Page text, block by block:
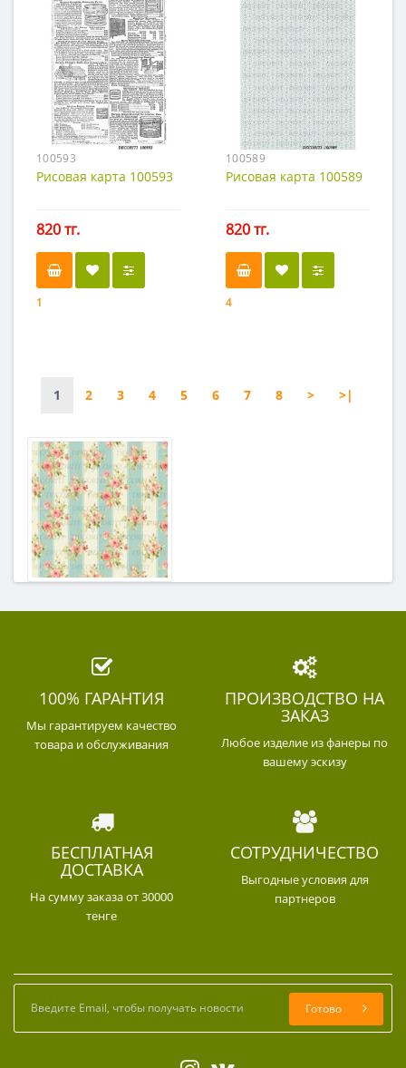
100593
Рисовая карта 100593
820 тг.
1
100589
Рисовая карта 100589
820 тг.
4
1 2 3 4 5 6 7 8 > >|
100% ГАРАНТИЯ
Мы гарантируем качество
товара и обслуживания
ПРОИЗВОДСТВО НА
ЗАКАЗ
Любое изделие из фанеры по
вашему эскизу
БЕСПЛАТНАЯ
ДОСТАВКА
На сумму заказа от 30000
тенге
СОТРУДНИЧЕСТВО
Выгодные условия для
партнеров
Готово